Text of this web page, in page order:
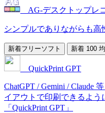
AG-デスクトップレ
シンプルでありながらも
新着フリーソフト 新着 100
QuickPrint GPT
ChatGPT / Gemini / Claude
イアウトで印刷できるよう
「QuickPrint GPT」